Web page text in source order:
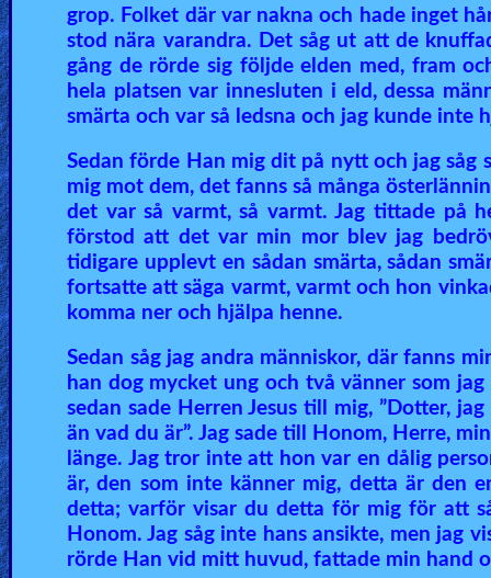
grop. Folket där var nakna och hade inget
stod nära varandra. Det såg ut att de
gång de rörde sig följde elden med, fram
hela platsen var innesluten i eld, dessa
smärta och var så ledsna och jag kunde inte
Sedan förde Han mig dit på nytt och jag såg
mig mot dem, det fanns så många
det var så varmt, så varmt. Jag tittade på
förstod att det var min mor blev jag
tidigare upplevt en sådan smärta, sådan
fortsatte att säga varmt, varmt och hon
komma ner och hjälpa henne.
Sedan såg jag andra människor, där fanns
han dog mycket ung och två vänner som
sedan sade Herren Jesus till mig, ”Dotter,
än vad du är”. Jag sade till Honom, Herre,
länge. Jag tror inte att hon var en dålig
är, den som inte känner mig, detta är den
detta; varför visar du detta för mig för att
Honom. Jag såg inte hans ansikte, men jag
rörde Han vid mitt huvud, fattade min hand